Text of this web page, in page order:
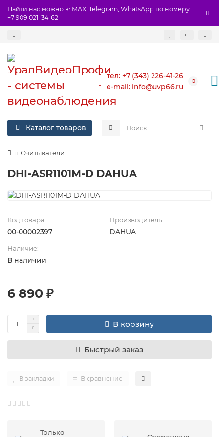
Найти нас можно в: MAX, Telegram, WhatsApp по номеру
+7 909 021-34-62
тел: +7 (343) 226-41-26
e-mail: info@uvp66.ru
Каталог товаров
Считыватели
DHI-ASR1101M-D DAHUA
Код товара
00-00002397
Производитель
DAHUA
Наличие:
В наличии
6 890 ₽
В корзину
Быстрый заказ
В закладки В сравнение
Только